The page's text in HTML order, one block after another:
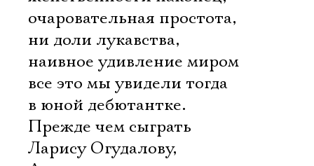
очаровательная простота,
ни доли лукавства,
наивное удивление миром 
все это мы увидели тогда
в юной дебютантке.
Прежде чем сыграть
Ларису Огудалову,